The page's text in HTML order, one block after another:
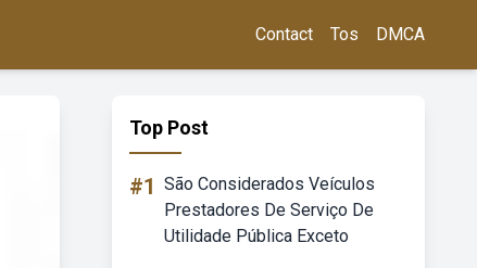
Contact Tos DMCA
Top Post
#1 São Considerados Veículos
Prestadores De Serviço De
Utilidade Pública Exceto